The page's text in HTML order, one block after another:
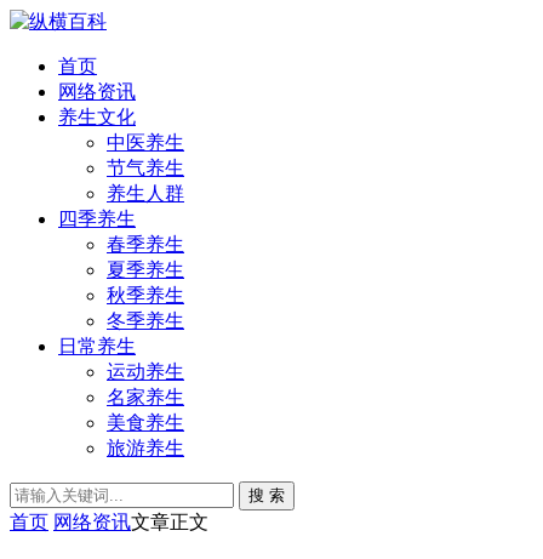
首页
网络资讯
养生文化
中医养生
节气养生
养生人群
四季养生
春季养生
夏季养生
秋季养生
冬季养生
日常养生
运动养生
名家养生
美食养生
旅游养生
搜 索
首页 网络资讯文章正文